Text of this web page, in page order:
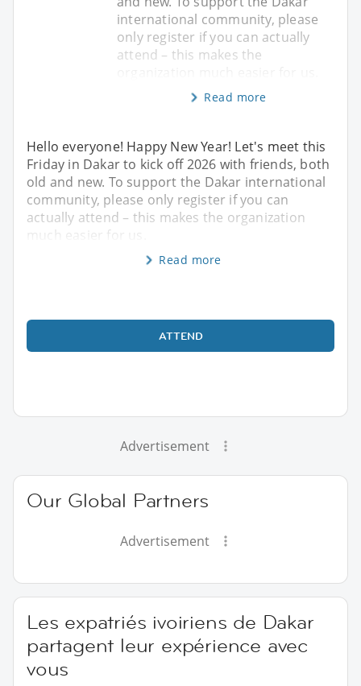
international community, please
only register if you can actually
attend – this makes the
Read more
Hello everyone! Happy New Year! Let's meet this
Friday in Dakar to kick off 2026 with friends, both
old and new. To support the Dakar international
community, please only register if you can
actually attend – this makes the organization
much easier for us.
Read more
ATTEND
Advertisement
Our Global Partners
Advertisement
Les expatriés ivoiriens de Dakar
partagent leur expérience avec
vous